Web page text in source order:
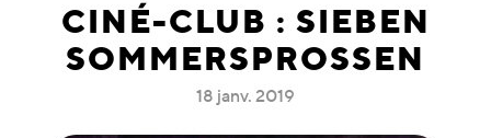
CINÉ-CLUB : SIEBEN
SOMMERSPROSSEN
18 janv. 2019